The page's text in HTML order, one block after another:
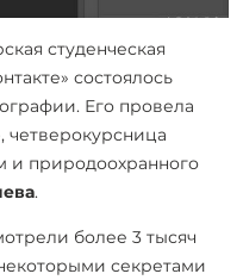
студенческая
состоялось
Его провела
четверокурсница
и природоохранного
.
более 3 тысяч
секретами